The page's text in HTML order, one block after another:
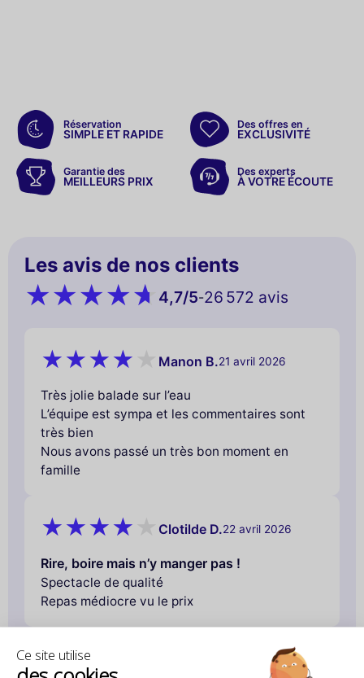
Ce site utilise
Réservation
SIMPLE ET RAPIDE
Des offres en
EXCLUSIVITÉ
Garantie des
MEILLEURS PRIX
Des experts
À VOTRE ÉCOUTE
Les avis de nos clients
4,7/5-26 572 avis
Manon B.21 avril 2026
Très jolie balade sur l’eau
L’équipe est sympa et les commentaires sont
très bien
Nous avons passé un très bon moment en
famille
Clotilde D.22 avril 2026
Rire, boire mais n’y manger pas !
Spectacle de qualité
Repas médiocre vu le prix
22 avril 2026